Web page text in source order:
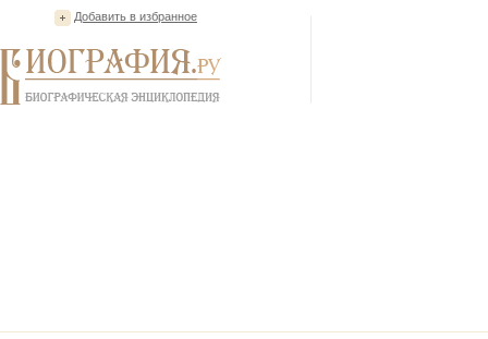
Добавить в избранное